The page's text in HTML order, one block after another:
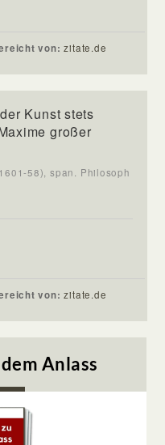
von:zitate.de
Kunst stets
großer
58), span. Philosoph
von:zitate.de